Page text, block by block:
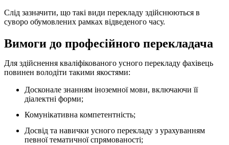
Слід зазначити, що такі види перекладу здійснюються в
суворо обумовлених рамках відведеного часу.
Вимоги до професійного перекладача
Для здійснення кваліфікованого усного перекладу фахівець
повинен володіти такими якостями:
Досконале знанням іноземної мови, включаючи її
діалектні форми;
Комунікативна компетентність;
Досвід та навички усного перекладу з урахуванням
певної тематичної спрямованості;